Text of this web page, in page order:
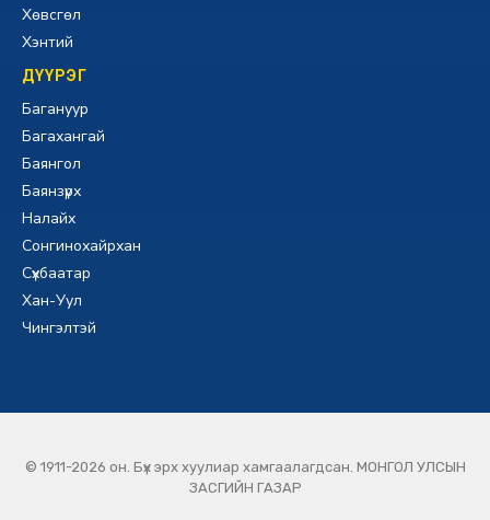
Хөвсгөл
Хэнтий
ДҮҮРЭГ
Багануур
Багахангай
Баянгол
Баянзүрх
Налайх
Сонгинохайрхан
Сүхбаатар
Хан-Уул
Чингэлтэй
© 1911-2026 он. Бүх эрх хуулиар хамгаалагдсан. МОНГОЛ УЛСЫН
ЗАСГИЙН ГАЗАР